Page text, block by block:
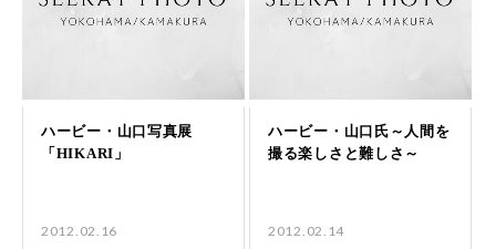
2012.02.16 2012.02.14